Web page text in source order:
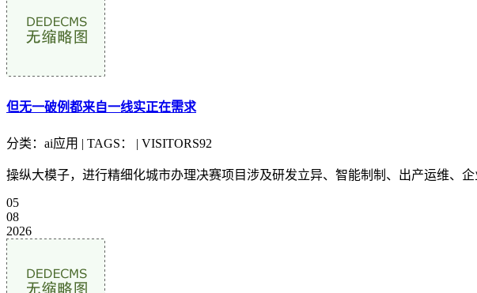
但无一破例都来自一线实正在需求
分类：ai应用 | TAGS： | VISITORS92
操纵大模子，进行精细化城市办理决赛项目涉及研发立异、智能制制、出产运维、
05
08
2026